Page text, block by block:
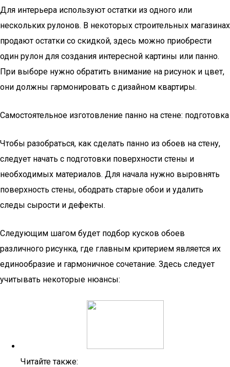
Для интерьера используют остатки из одного или
нескольких рулонов. В некоторых строительных магазинах
продают остатки со скидкой, здесь можно приобрести
один рулон для создания интересной картины или панно.
При выборе нужно обратить внимание на рисунок и цвет,
они должны гармонировать с дизайном квартиры.
Самостоятельное изготовление панно на стене: подготовка
Чтобы разобраться, как сделать панно из обоев на стену,
следует начать с подготовки поверхности стены и
необходимых материалов. Для начала нужно выровнять
поверхность стены, ободрать старые обои и удалить
следы сырости и дефекты.
Следующим шагом будет подбор кусков обоев
различного рисунка, где главным критерием является их
единообразие и гармоничное сочетание. Здесь следует
учитывать некоторые нюансы:
Читайте также: